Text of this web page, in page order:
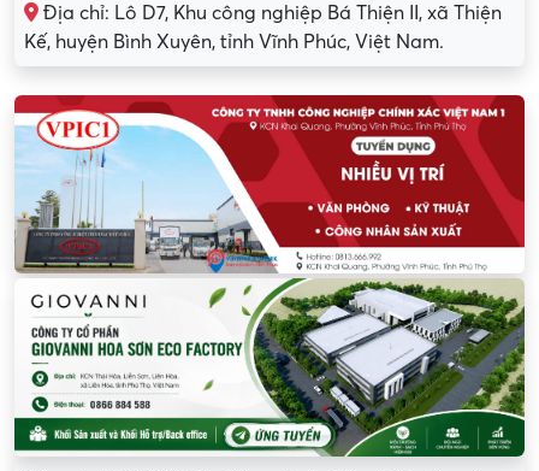
Địa chỉ: Lô D7, Khu công nghiệp Bá Thiện II, xã Thiện
Kế, huyện Bình Xuyên, tỉnh Vĩnh Phúc, Việt Nam.